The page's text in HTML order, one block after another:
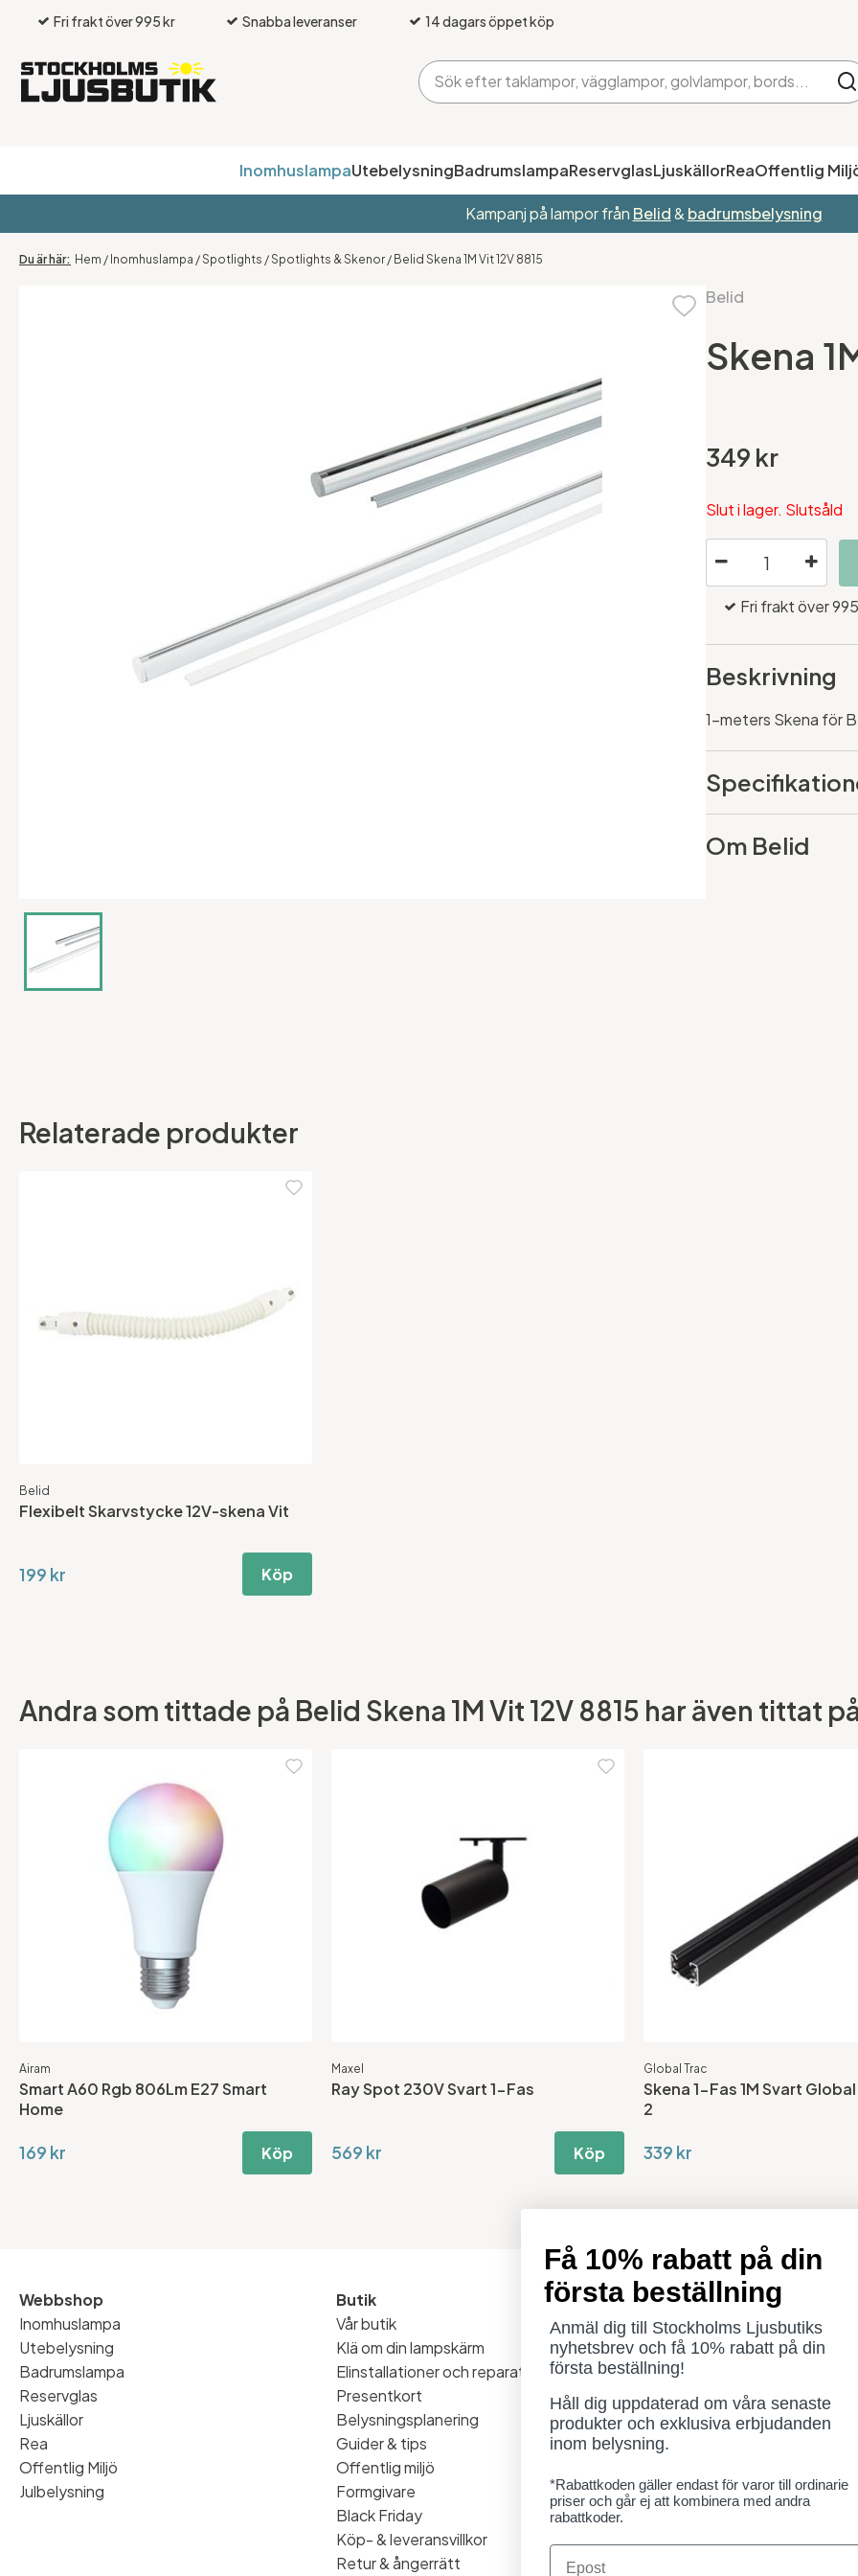
Fri frakt över 995 kr Snabba leveranser 14 dagars öppet köp
InomhuslampaUtebelysningBadrumslampaReservglasLjuskällorReaOffentlig
Kampanj på lampor från Belid& badrumsbelysning
Hem / Inomhuslampa /Spotlights /Spotlights & Skenor / Belid Skena 1M Vit 12V 8815
Belid
Skena
349 kr
Slut i lager. Slutsåld
Fri frakt över
Beskrivning
1-meters Skena för
Om Belid
Relaterade produkter
Belid
Flexibelt Skarvstycke 12V-skena Vit
199 kr Köp
Andra som tittade på Belid Skena 1M Vit 12V 8815 har även tittat
Airam
Smart A60 Rgb 806Lm E27 Smart
Home
169 kr Köp
Maxel
Ray Spot 230V Svart 1-Fas
569 kr Köp
Global Trac
Skena 1-Fas 1M Svart
2
339 kr
Webbshop
Inomhuslampa
Utebelysning
Badrumslampa
Reservglas
Ljuskällor
Rea
Offentlig Miljö
Julbelysning
Butik
Vår butik
Klä om din lampskärm
Elinstallationer och reparationer
Presentkort
Belysningsplanering
Guider & tips
Offentlig miljö
Formgivare
Black Friday
Köp- & leveransvillkor
Retur & ångerrätt
Öppettider
Måndag - Torsdag: 11-18
Fredag - Lördag: 11-16
Söndag: Stängt
Lördag 1/8 stängt
Få 10% rabatt på din
första beställning
Anmäl dig till Stockholms Ljusbutiks
nyhetsbrev och få 10% rabatt på din
första beställning!
Håll dig uppdaterad om våra senaste
produkter och exklusiva erbjudanden
inom belysning.
*Rabattkoden gäller endast för varor till ordinarie
priser och går ej att kombinera med andra
rabattkoder.
Email